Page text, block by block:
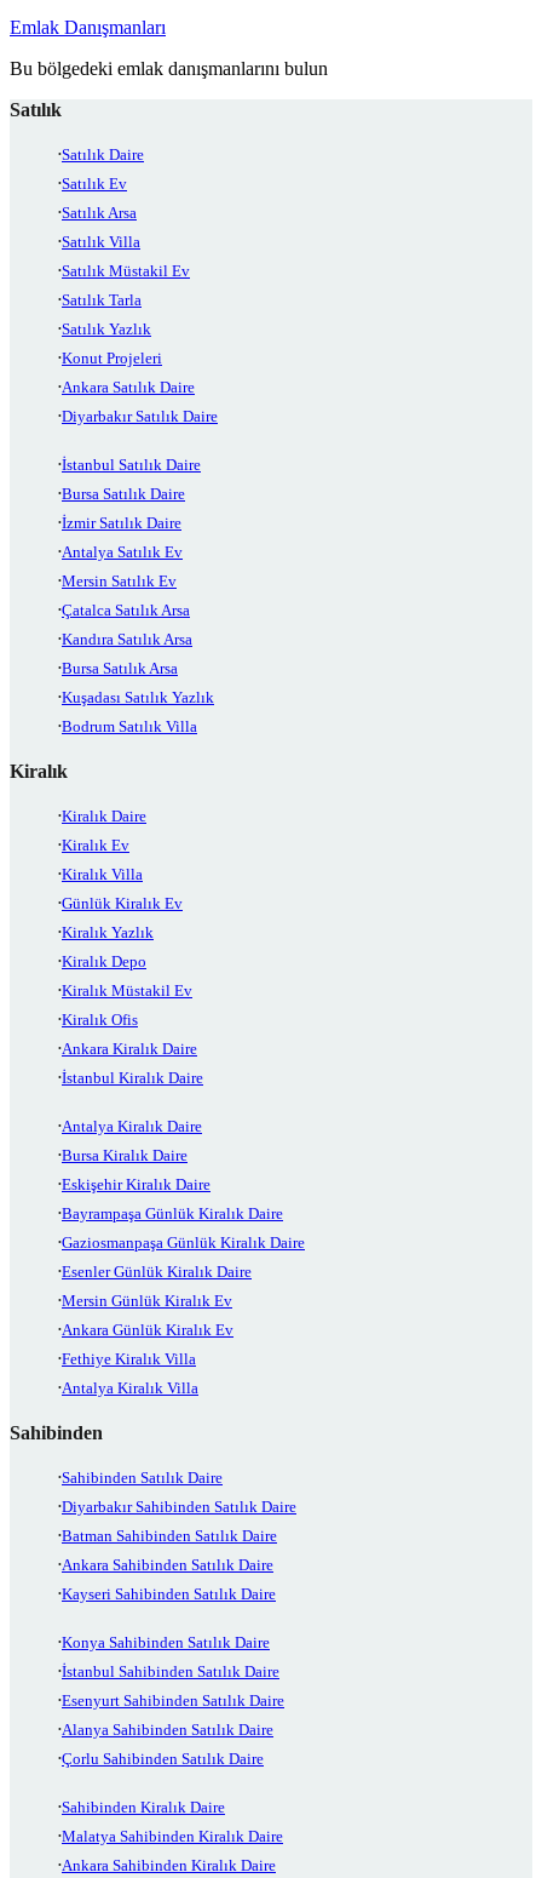
Emlak Danışmanları
Bu bölgedeki emlak danışmanlarını bulun
Satılık
Satılık Daire
Satılık Ev
Satılık Arsa
Satılık Villa
Satılık Müstakil Ev
Satılık Tarla
Satılık Yazlık
Konut Projeleri
Ankara Satılık Daire
Diyarbakır Satılık Daire
İstanbul Satılık Daire
Bursa Satılık Daire
İzmir Satılık Daire
Antalya Satılık Ev
Mersin Satılık Ev
Çatalca Satılık Arsa
Kandıra Satılık Arsa
Bursa Satılık Arsa
Kuşadası Satılık Yazlık
Bodrum Satılık Villa
Kiralık
Kiralık Daire
Kiralık Ev
Kiralık Villa
Günlük Kiralık Ev
Kiralık Yazlık
Kiralık Depo
Kiralık Müstakil Ev
Kiralık Ofis
Ankara Kiralık Daire
İstanbul Kiralık Daire
Antalya Kiralık Daire
Bursa Kiralık Daire
Eskişehir Kiralık Daire
Bayrampaşa Günlük Kiralık Daire
Gaziosmanpaşa Günlük Kiralık Daire
Esenler Günlük Kiralık Daire
Mersin Günlük Kiralık Ev
Ankara Günlük Kiralık Ev
Fethiye Kiralık Villa
Antalya Kiralık Villa
Sahibinden
Sahibinden Satılık Daire
Diyarbakır Sahibinden Satılık Daire
Batman Sahibinden Satılık Daire
Ankara Sahibinden Satılık Daire
Kayseri Sahibinden Satılık Daire
Konya Sahibinden Satılık Daire
İstanbul Sahibinden Satılık Daire
Esenyurt Sahibinden Satılık Daire
Alanya Sahibinden Satılık Daire
Çorlu Sahibinden Satılık Daire
Sahibinden Kiralık Daire
Malatya Sahibinden Kiralık Daire
Ankara Sahibinden Kiralık Daire